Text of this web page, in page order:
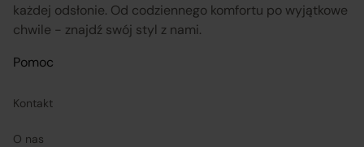
każdej odsłonie. Od codziennego komfortu po wyjątkowe
chwile - znajdź swój styl z nami.
Pomoc
Kontakt
O nas